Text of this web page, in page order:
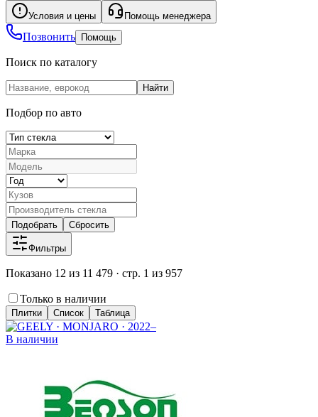
Условия и цены Помощь менеджера
Позвонить Помощь
Поиск по каталогу
Найти
Подбор по авто
Подобрать Сбросить
Фильтры
Показано 12 из 11 479 · стр. 1 из 957
Только в наличии
Плитки Список Таблица
В наличии